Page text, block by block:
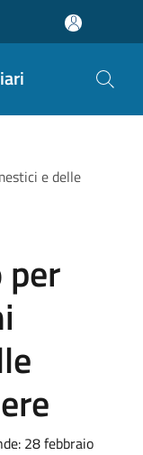
e delle
28 febbraio